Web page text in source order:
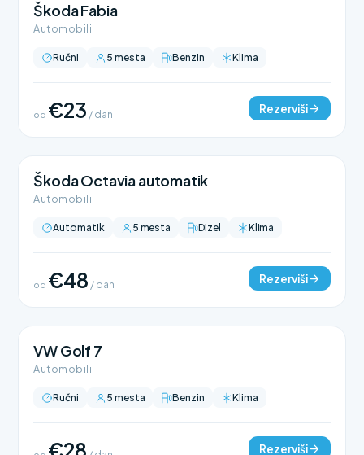
Škoda Fabia
Automobili
Ručni 5 mesta Benzin Klima
od €23 / dan Rezerviši
Škoda Octavia automatik
Automobili
Automatik 5 mesta Dizel Klima
od €48 / dan Rezerviši
VW Golf 7
Automobili
Ručni 5 mesta Benzin Klima
Rezerviši